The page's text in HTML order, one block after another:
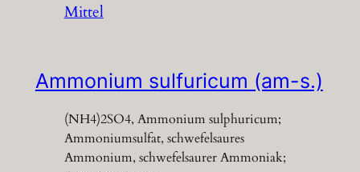
Mittel
Ammonium sulfuricum (am-s.)
(NH4)2SO4, Ammonium sulphuricum;
Ammoniumsulfat, schwefelsaures
Ammonium, schwefelsaurer Ammoniak;